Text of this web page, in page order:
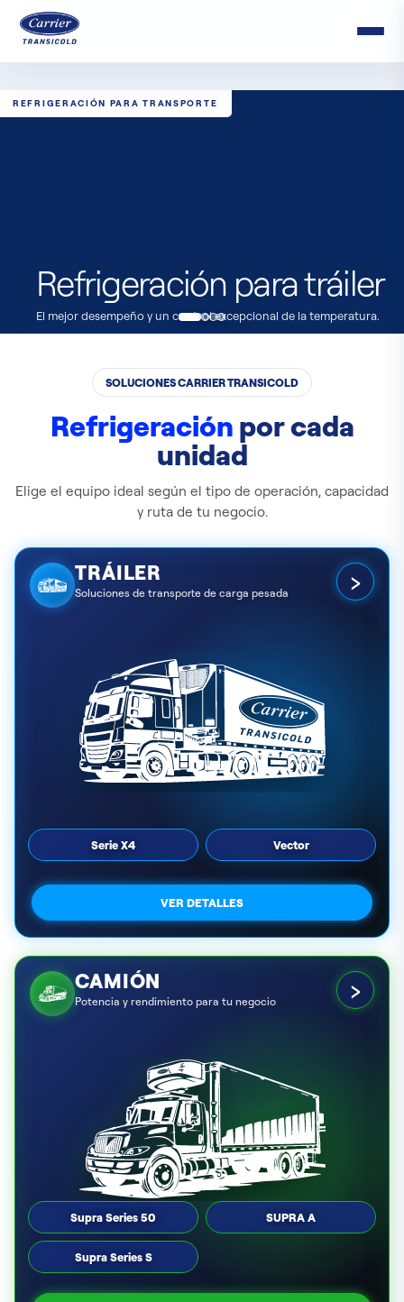
REFRIGERACIÓN PARA TRANSPORTE
Refrigeración para tráiler
El mejor desempeño y un control excepcional de la temperatura.
SOLUCIONES CARRIER TRANSICOLD
Refrigeraciónpor cada
unidad
Elige el equipo ideal según el tipo de operación, capacidad
y ruta de tu negocio.
TRÁILER
Soluciones de transporte de carga pesada ›
Serie X4 Vector
VER DETALLES
CAMIÓN
Potencia y rendimiento para tu negocio ›
Supra Series 50 SUPRA A
Supra Series S